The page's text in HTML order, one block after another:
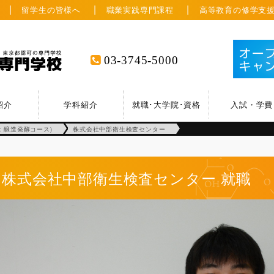
留学生の皆様へ 職業実践専門課程 高等教育の修学支
03-3745-5000
介 学科紹介 就職･大学院･資格 入試・学費
醸造発酵コース) 株式会社中部衛生検査センター
株式会社中部衛生検査センター就職